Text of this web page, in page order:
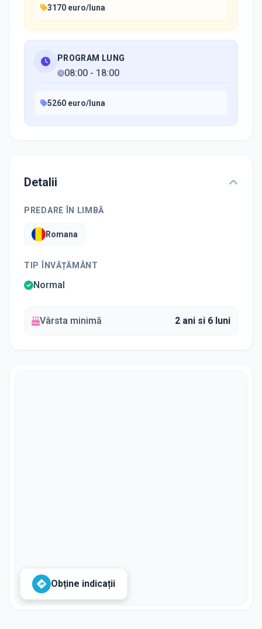
3170 euro/luna
PROGRAM LUNG
08:00 - 18:00
5260 euro/luna
Detalii
PREDARE ÎN LIMBĂ
Romana
TIP ÎNVĂȚĂMÂNT
Normal
Vârsta minimă 2 ani si 6 luni
Obține indicații